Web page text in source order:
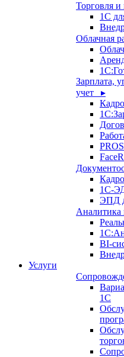
Торговля
1С
Облачная
Зарплата,
учет ▸
1С-
ЭПД
Аналитика
BI-
Услуги
1С